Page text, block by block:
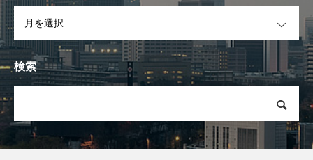
検索